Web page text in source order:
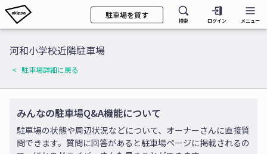
駐車場を貸す
検索 ログイン メニュー
河和小学校近隣駐車場
駐車場詳細に戻る
みんなの駐車場Q&A機能について
駐車場の状態や周辺状況などについて、オーナーさんに直接質
問できます。質問に回答があると駐車場ページに掲載されるの